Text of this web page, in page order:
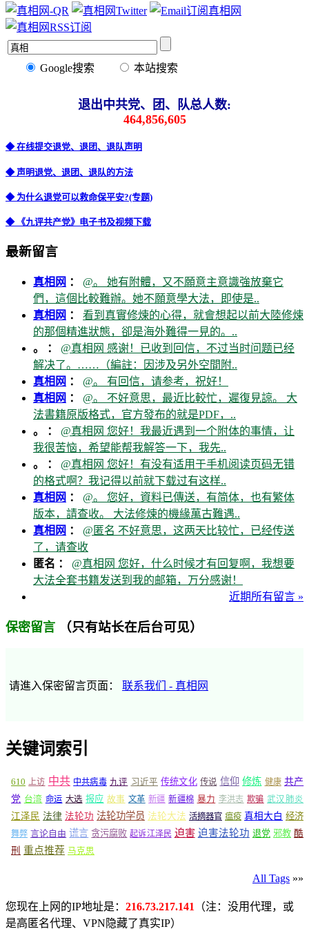
Google搜索 本站搜索
退出中共党、团、队总人数:
464,856,605
◆ 在线提交退党、退团、退队声明
◆ 声明退党、退团、退队的方法
◆ 为什么退党可以救命保平安?(专题)
◆ 《九评共产党》电子书及视频下载
最新留言
真相网 ： @。 她有附體，又不願意主意識強放棄它
們，這個比較難辦。她不願意學大法，即使是..
真相网 ： 看到真實修煉的心得，就會想起以前大陸修煉
的那個精進狀態，卻是海外難得一見的。..
。 ： @真相网 感谢！已收到回信，不过当时问题已经
解决了。……（編註：因涉及另外空間附..
真相网 ： @。 有回信，请参考，祝好！
真相网 ： @。 不好意思，最近比較忙，遲復見諒。 大
法書籍原版格式，官方發布的就是PDF，..
。 ： @真相网 您好！我最近遇到一个附体的事情，让
我很苦恼，希望能帮我解答一下，我先..
。 ： @真相网 您好！有没有适用于手机阅读页码无错
的格式啊？我记得以前就下载过有这样..
真相网 ： @。 您好，資料已傳送，有简体，也有繁体
版本，請查收。 大法修煉的機緣萬古難遇..
真相网 ： @匿名 不好意思，这两天比较忙，已经传送
了，请查收
匿名 ： @真相网 您好，什么时候才有回复啊，我想要
大法全套书籍发送到我的邮箱，万分感谢！
近期所有留言 »
保密留言 （只有站长在后台可见）
请進入保密留言页面： 联系我们 - 真相网
关键词索引
610 上访 中共 中共病毒 九评 习近平 传统文化 传说 信仰 修炼 健康 共产
党 台湾 命运 大选 报应 故事 文革 新疆 新疆棉 暴力 李洪志 欺骗 武汉肺炎
江泽民 法律 法轮功 法轮功学员 法轮大法 活摘器官 瘟疫 真相大白 经济
舞弊 言论自由 谎言 贪污腐败 起诉江泽民 迫害 迫害法轮功 退党 邪教 酷
刑 重点推荐 马克思
All Tags »»
您现在上网的IP地址是： 216.73.217.141
（注：没用代理，或
是高匿名代理、VPN隐藏了真实IP）